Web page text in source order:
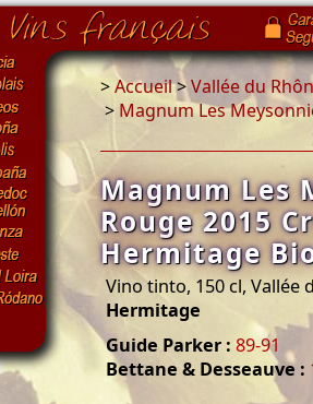
>Accueil>Vallée du
> Magnum Les
Magnum Les
Rouge 2015
Hermitage
Vino tinto, 150 cl, Vallée
Hermitage
Guide Parker : 89-91
Bettane & Desseauve :